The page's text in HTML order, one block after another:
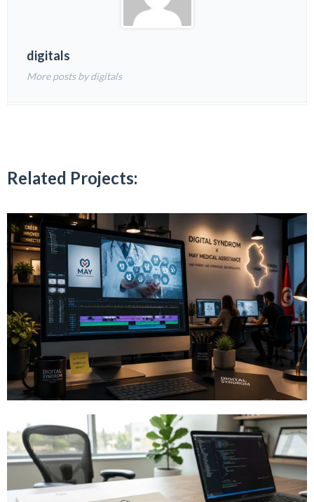
digitals
More posts by digitals
Related Projects: